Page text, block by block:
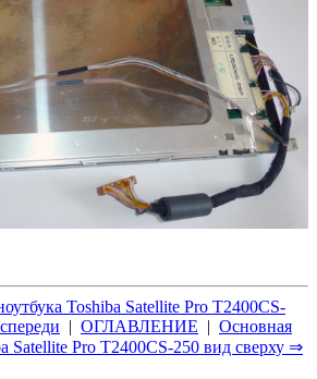
Toshiba Satellite Pro T2400CS-
| ОГЛАВЛЕНИЕ | Основная
Satellite Pro T2400CS-250 вид сверху ⇒